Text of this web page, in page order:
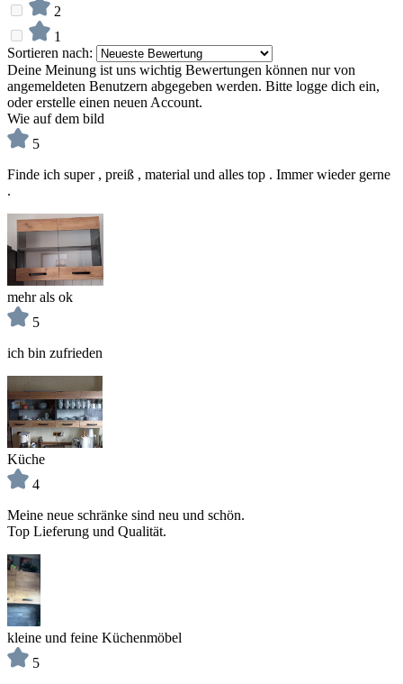
2
1
Sortieren nach:
Deine Meinung ist uns wichtig Bewertungen können nur von
angemeldeten Benutzern abgegeben werden. Bitte logge dich ein,
oder erstelle einen neuen Account.
Wie auf dem bild
5
Finde ich super , preiß , material und alles top . Immer wieder gerne
.
mehr als ok
5
ich bin zufrieden
Küche
4
Meine neue schränke sind neu und schön.
Top Lieferung und Qualität.
kleine und feine Küchenmöbel
5